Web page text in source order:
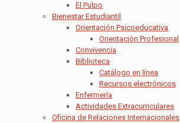
El Pulpo
Bienestar Estudiantil
Orientación Psicoeducativa
Orientación Profesional
Convivencia
Biblioteca
Catálogo en línea
Recursos electrónicos
Enfermería
Actividades Extracurriculares
Oficina de Relaciones Internacionales